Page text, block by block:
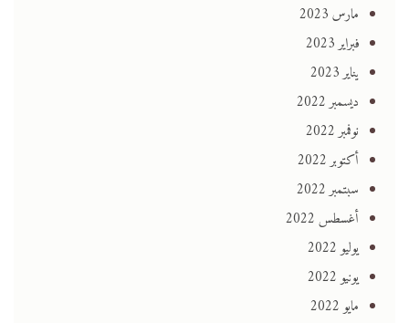
مارس 2023
فبراير 2023
يناير 2023
ديسمبر 2022
نوفمبر 2022
أكتوبر 2022
سبتمبر 2022
أغسطس 2022
يوليو 2022
يونيو 2022
مايو 2022